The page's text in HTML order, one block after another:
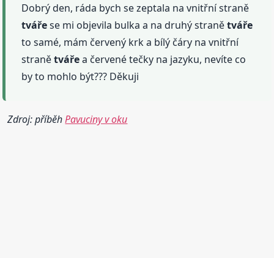
Dobrý den, ráda bych se zeptala na vnitřní straně
tvářese mi objevila bulka a na druhý stranětváře
to samé, mám červený krk a bílý čáry na vnitřní
stranětvářea červené tečky na jazyku, nevíte co
by to mohlo být??? Děkuji
Zdroj: příběhPavuciny v oku